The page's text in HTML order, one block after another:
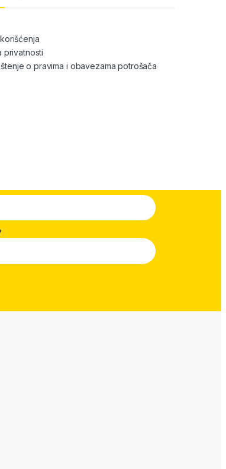
privatnosti
o pravima i obavezama potrošača